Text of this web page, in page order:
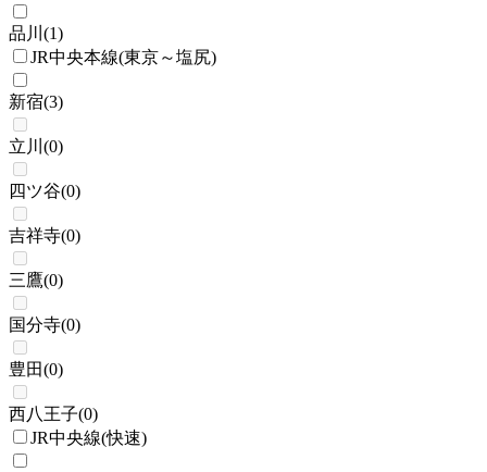
品川 (1)
JR中央本線(東京～塩尻)
新宿(3)
立川 (0)
四ツ谷(0)
吉祥寺(0)
三鷹(0)
国分寺(0)
豊田(0)
西八王子(0)
JR中央線(快速)